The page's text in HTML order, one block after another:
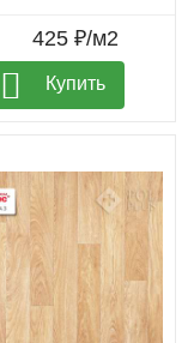
425 ₽/м2
Купить